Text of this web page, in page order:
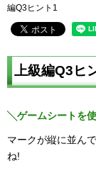
編Q3ヒント1
上級編Q3ヒ
╲ゲームシートを
マークが縦に並ん
ね!